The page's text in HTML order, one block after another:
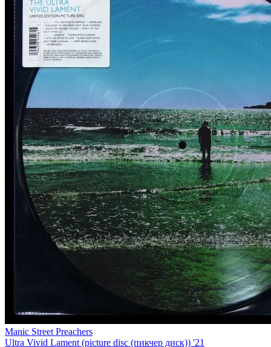
Manic Street Preachers
Ultra Vivid Lament (picture disc (пикчер диск)) '21